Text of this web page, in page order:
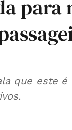
para
que este